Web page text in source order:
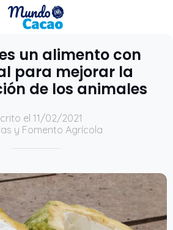
un alimento con
para mejorar la
de los animales
el 11/02/2021
y Fomento Agrícola